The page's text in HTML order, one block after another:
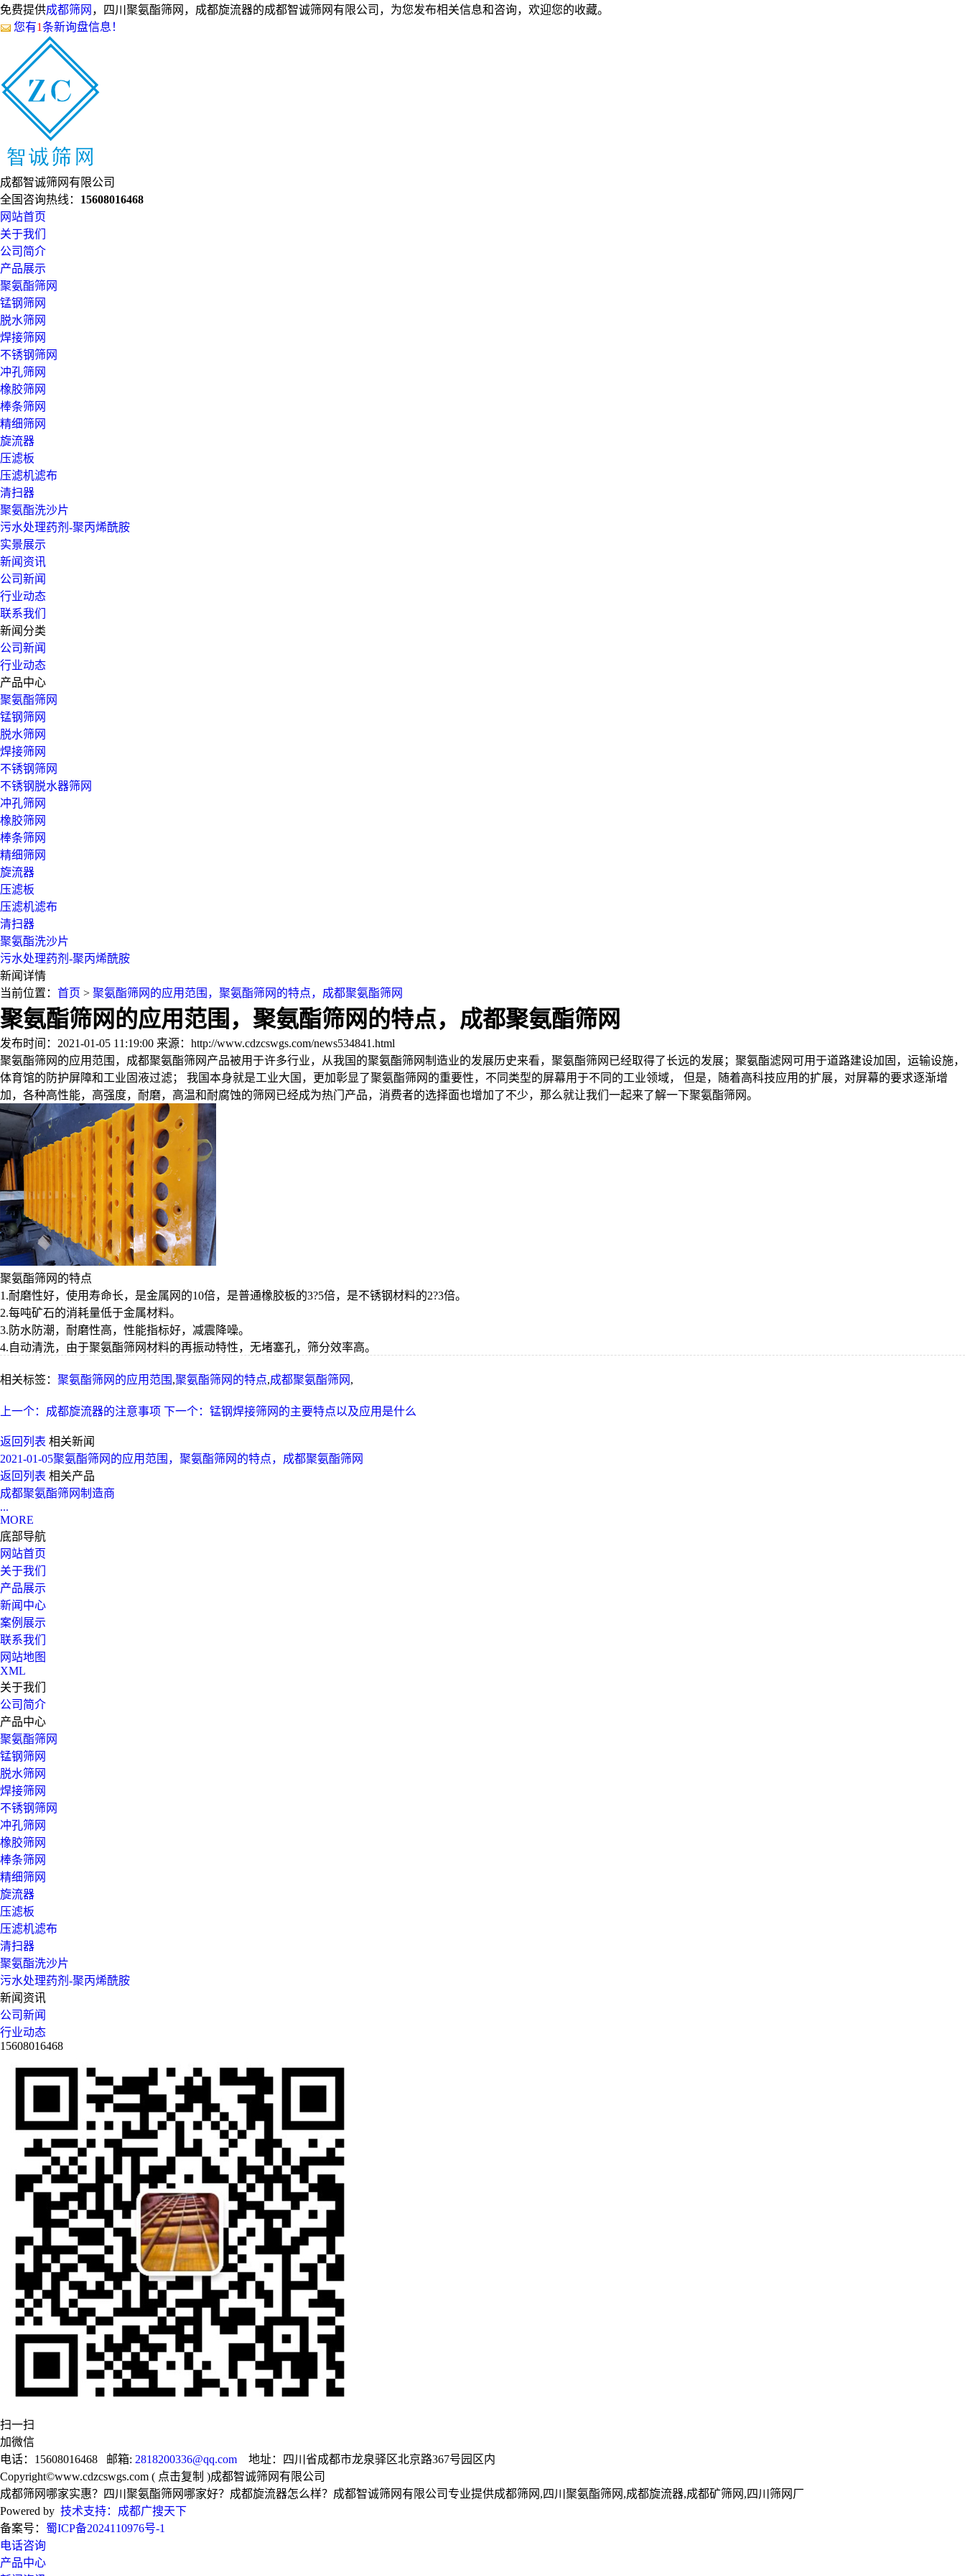
免费提供成都筛网 ，四川聚氨酯筛网，成都旋流器的成都智诚筛网有限公司，为您发布相关信息和咨询，欢迎您的收藏。
您有1条新询盘信息！
成都智诚筛网有限公司
全国咨询热线： 15608016468
网站首页
关于我们
公司简介
产品展示
聚氨酯筛网
锰钢筛网
脱水筛网
焊接筛网
不锈钢筛网
冲孔筛网
橡胶筛网
棒条筛网
精细筛网
旋流器
压滤板
压滤机滤布
清扫器
聚氨酯洗沙片
污水处理药剂-聚丙烯酰胺
实景展示
新闻资讯
公司新闻
行业动态
联系我们
新闻分类
公司新闻
行业动态
产品中心
聚氨酯筛网
锰钢筛网
脱水筛网
焊接筛网
不锈钢筛网
不锈钢脱水器筛网
冲孔筛网
橡胶筛网
棒条筛网
精细筛网
旋流器
压滤板
压滤机滤布
清扫器
聚氨酯洗沙片
污水处理药剂-聚丙烯酰胺
新闻详情
当前位置： 首页 > 聚氨酯筛网的应用范围，聚氨酯筛网的特点，成都聚氨酯筛网
聚氨酯筛网的应用范围，聚氨酯筛网的特点，成都聚氨酯筛网
发布时间：2021-01-05 11:19:00 来源：http://www.cdzcswgs.com/news534841.html
聚氨酯筛网的应用范围，成都聚氨酯筛网产品被用于许多行业，从我国的聚氨酯筛网制造业的发展历史来看，聚氨酯筛网已经取得了长远的发展；聚氨酯滤网可用于道路建设加固，运输设施，
体育馆的防护屏障和工业固液过滤； 我国本身就是工业大国，更加彰显了聚氨酯筛网的重要性，不同类型的屏幕用于不同的工业领域， 但是，随着高科技应用的扩展，对屏幕的要求逐渐增
加，各种高性能，高强度，耐磨，高温和耐腐蚀的筛网已经成为热门产品，消费者的选择面也增加了不少，那么就让我们一起来了解一下聚氨酯筛网。
聚氨酯筛网的特点
1.耐磨性好，使用寿命长，是金属网的10倍，是普通橡胶板的3?5倍，是不锈钢材料的2?3倍。
2.每吨矿石的消耗量低于金属材料。
3.防水防潮，耐磨性高，性能指标好，减震降噪。
4.自动清洗，由于聚氨酯筛网材料的再振动特性，无堵塞孔，筛分效率高。
相关标签： 聚氨酯筛网的应用范围 ,聚氨酯筛网的特点,成都聚氨酯筛网 ,
上一个：成都旋流器的注意事项 下一个：锰钢焊接筛网的主要特点以及应用是什么
返回列表 相关新闻
2021-01-05聚氨酯筛网的应用范围，聚氨酯筛网的特点，成都聚氨酯筛网
返回列表 相关产品
成都聚氨酯筛网制造商
...
MORE
底部导航
网站首页
关于我们
产品展示
新闻中心
案例展示
联系我们
网站地图
XML
关于我们
公司简介
产品中心
聚氨酯筛网
锰钢筛网
脱水筛网
焊接筛网
不锈钢筛网
冲孔筛网
橡胶筛网
棒条筛网
精细筛网
旋流器
压滤板
压滤机滤布
清扫器
聚氨酯洗沙片
污水处理药剂-聚丙烯酰胺
新闻资讯
公司新闻
行业动态
15608016468
扫一扫
加微信
电话：15608016468 邮箱: 2818200336@qq.com 地址：四川省成都市龙泉驿区北京路367号园区内
Copyright©www.cdzcswgs.com ( 点击复制 )成都智诚筛网有限公司
成都筛网哪家实惠？四川聚氨酯筛网哪家好？成都旋流器怎么样？成都智诚筛网有限公司专业提供成都筛网,四川聚氨酯筛网,成都旋流器,成都矿筛网,四川筛网厂
Powered by 技术支持：成都广搜天下
备案号： 蜀ICP备2024110976号-1
电话咨询
产品中心